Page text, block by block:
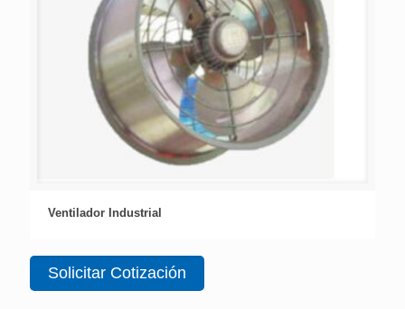
Ventilador Industrial
Solicitar Cotización